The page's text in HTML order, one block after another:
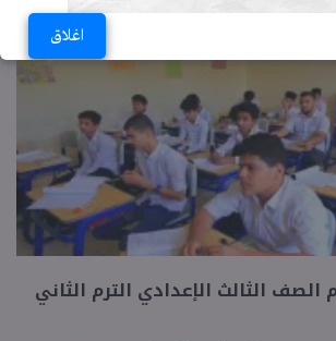
اغلاق
الصف الثالث الإعدادي الترم الثاني